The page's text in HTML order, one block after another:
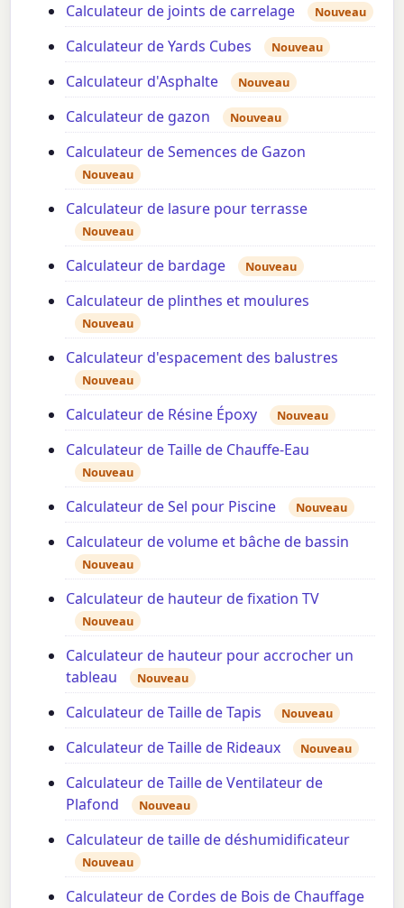
Calculateur de joints de carrelage Nouveau
Calculateur de Yards Cubes Nouveau
Calculateur d'Asphalte Nouveau
Calculateur de gazon Nouveau
Calculateur de Semences de Gazon
Nouveau
Calculateur de lasure pour terrasse
Nouveau
Calculateur de bardage Nouveau
Calculateur de plinthes et moulures
Nouveau
Calculateur d'espacement des balustres
Nouveau
Calculateur de Résine Époxy Nouveau
Calculateur de Taille de Chauffe-Eau
Nouveau
Calculateur de Sel pour Piscine Nouveau
Calculateur de volume et bâche de bassin
Nouveau
Calculateur de hauteur de fixation TV
Nouveau
Calculateur de hauteur pour accrocher un
tableau
Nouveau
Calculateur de Taille de Tapis Nouveau
Calculateur de Taille de Rideaux Nouveau
Calculateur de Taille de Ventilateur de
Plafond
Nouveau
Calculateur de taille de déshumidificateur
Nouveau
Calculateur de Cordes de Bois de Chauffage